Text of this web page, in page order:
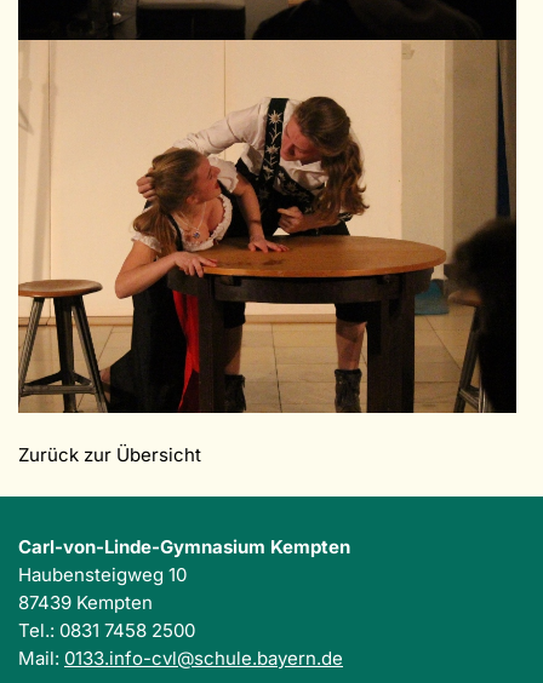
Zurück zur Übersicht
Carl-von-Linde-Gymnasium Kempten
Haubensteigweg 10
87439 Kempten
Tel.: 0831 7458 2500
Mail: 0133.info-cvl@schule.bayern.de